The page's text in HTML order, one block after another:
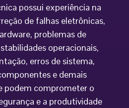
possui experiência na
de falhas eletrônicas,
problemas de
operacionais,
erros de sistema,
e demais
podem comprometer o
e a produtividade